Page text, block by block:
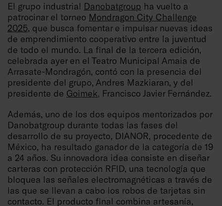
El grupo industrial Danobatgroup ha vuelto a
patrocinar el torneo Mondragon City Challenge
2025, que busca fomentar e impulsar nuevas ideas
de emprendimiento cooperativo entre la juventud
de todo el mundo. La final de la tercera edición,
celebrada ayer en el Teatro Municipal Amaia de
Arrasate-Mondragón, contó con la presencia del
presidente del grupo, Andres Mazkiaran, y del
presidente de Goimek, Francisco Javier Fernández.
Además, uno de los dos equipos mentorizados por
Danobatgroup durante todas las fases del
desarrollo de su proyecto, DIANOR, procedente de
México, ha resultado ganador de la categoría de 19
a 24 años. Su innovadora idea consiste en diseñar
carteras con protección RFID, una tecnología que
bloquea las señales electromagnéticas a través de
las que se llevan a cabo los robos de tarjetas sin
contacto. El producto final combina artesanía,